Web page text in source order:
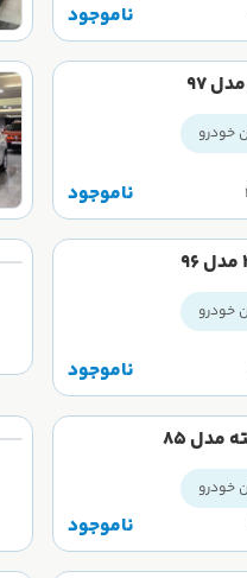
ناموجود
خودرو
ناموجود
خودرو
ناموجود
مدل ۸۵
خودرو
ناموجود